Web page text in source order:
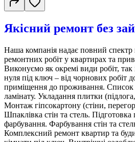
Якісний ремонт без
Наша компанія надає повний спектр
ремонтних робіт у квартирах та
Виконуємо як окремі види робіт,
нуля під ключ – від чорнових робіт
приміщення до проживання. Список
ламінату. Укладання плитки
Монтаж гіпсокартону (стіни,
Шпаклівка стін та стель. Підготовка
фарбування. Фарбування стін та
Комплексний ремонт квартир та